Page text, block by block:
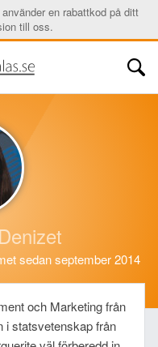
en rabattkod på ditt
till oss.
Denizet
sedan september 2014
och Marketing från
i statsvetenskap från